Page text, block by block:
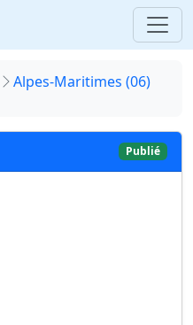
Alpes-Maritimes (06)
Publié